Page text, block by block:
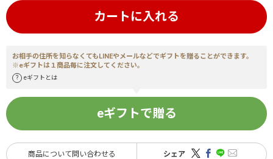
カートに入れる
お相手の住所を知らなくてもLINEやメールなどでギフトを贈ることができます。
※eギフトは１商品毎に注文してください。
eギフトとは
eギフトで贈る
商品について問い合わせる シェア